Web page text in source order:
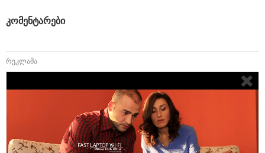
კომენტარები
რეკლამა